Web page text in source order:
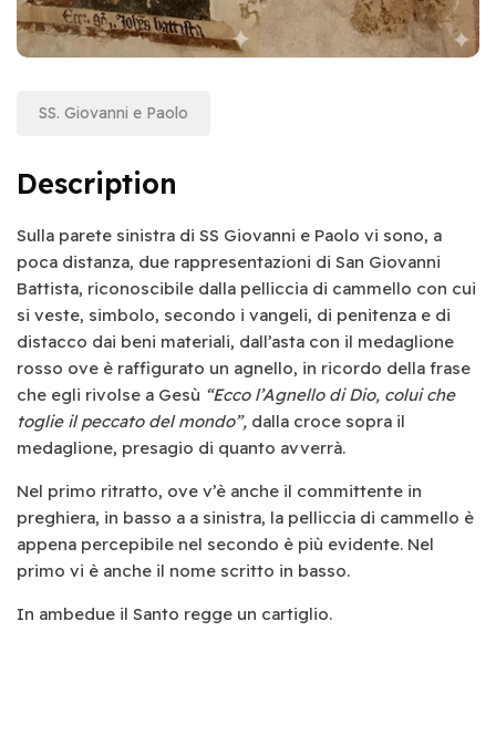
SS. Giovanni e Paolo
Description
Sulla parete sinistra di SS Giovanni e Paolo vi sono, a
poca distanza, due rappresentazioni di San Giovanni
Battista, riconoscibile dalla pelliccia di cammello con cui
si veste, simbolo, secondo i vangeli, di penitenza e di
distacco dai beni materiali, dall’asta con il medaglione
rosso ove è raffigurato un agnello, in ricordo della frase
che egli rivolse a Gesù “Ecco l’Agnello di Dio, colui che
toglie il peccato del mondo”, dalla croce sopra il
medaglione, presagio di quanto avverrà.
Nel primo ritratto, ove v’è anche il committente in
preghiera, in basso a a sinistra, la pelliccia di cammello è
appena percepibile nel secondo è più evidente. Nel
primo vi è anche il nome scritto in basso.
In ambedue il Santo regge un cartiglio.